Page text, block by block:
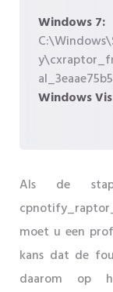
Windows 7:
Windows
Als de
moet u een
kans dat de
daarom op